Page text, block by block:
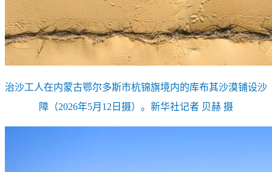
治沙工人在内蒙古鄂尔多斯市杭锦旗境内的库布其沙漠铺设沙
障（2026年5月12日摄）。新华社记者 贝赫 摄